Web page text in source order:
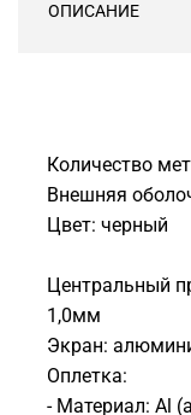
ОПИСАНИЕ
Количество
Внешняя
Цвет: черный
Центральный
1,0мм
Экран:
Оплетка:
- Материал: Al